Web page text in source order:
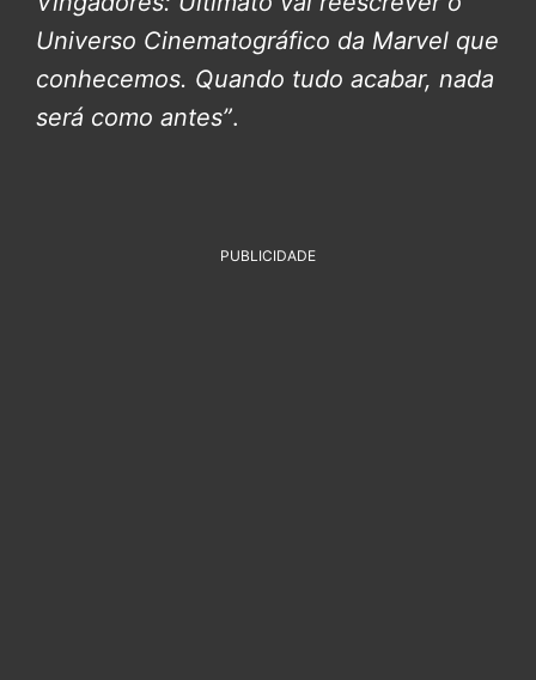
Universo Cinematográfico da Marvel que
conhecemos. Quando tudo acabar, nada
será como antes”.
PUBLICIDADE